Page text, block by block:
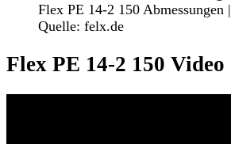
Flex PE 14-2 150 Abmessungen |
Quelle: felx.de
Flex PE 14-2 150 Video